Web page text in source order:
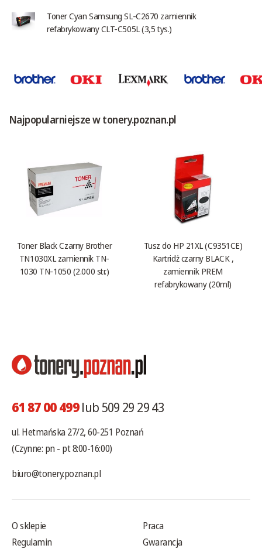
Toner Cyan Samsung SL-C2670 zamiennik
refabrykowany CLT-C505L (3,5 tys.)
Najpopularniejsze w tonery.poznan.pl
Toner Black Czarny Brother
TN1030XL zamiennik TN-
1030 TN-1050 (2.000 str.)
Tusz do HP 21XL (C9351CE)
Kartridż czarny BLACK ,
zamiennik PREM
refabrykowany (20ml)
61 87 00 499lub 509 29 29 43
ul. Hetmańska 27/2, 60-251 Poznań
(Czynne: pn - pt 8:00-16:00)
biuro@tonery.poznan.pl
O sklepie
Regulamin
Praca
Gwarancja